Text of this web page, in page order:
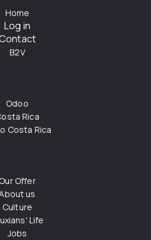
Home
Log in
B2V
Odoo
Rica
Costa Rica
Our Offer
us
Culture
Life
Jobs